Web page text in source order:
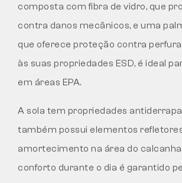
composta com fibra de vidro, que
contra danos mecânicos, e uma
que oferece proteção contra
às suas propriedades ESD, é ideal
em áreas EPA.
A sola tem propriedades
também possui elementos
amortecimento na área do
conforto durante o dia é garantido